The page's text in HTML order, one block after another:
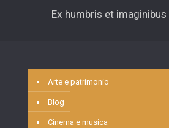
Ex humbris et imaginibus
Arte e patrimonio
Blog
Cinema e musica